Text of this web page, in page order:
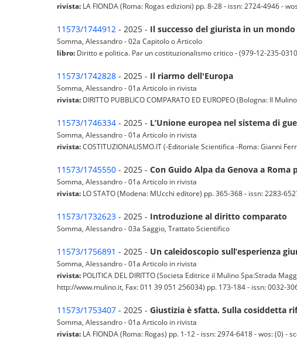
rivista: LA FIONDA (Roma: Rogas edizioni) pp. 8-28 - issn: 2724-4946 -
11573/1744912 - 2025 - Il successo del giurista in un
Somma, Alessandro - 02a Capitolo o Articolo
libro: Diritto e politica. Par un costituzionalismo critico - (979-12-235-
11573/1742828 - 2025 - Il riarmo dell'Europa
Somma, Alessandro - 01a Articolo in rivista
rivista: DIRITTO PUBBLICO COMPARATO ED EUROPEO (Bologna: Il
11573/1746334 - 2025 - L’Unione europea nel sistema di
Somma, Alessandro - 01a Articolo in rivista
rivista:COSTITUZIONALISMO.IT (-Editoriale Scientifica -Roma: Gianni
11573/1745550 - 2025 - Con Guido Alpa da Genova a Roma
Somma, Alessandro - 01a Articolo in rivista
rivista: LO STATO (Modena: MUcchi editore) pp. 365-368 - issn: 2283-
11573/1732623 - 2025 - Introduzione al diritto comparato
Somma, Alessandro - 03a Saggio, Trattato Scientifico
11573/1756891 - 2025 - Un caleidoscopio sull’esperienza
Somma, Alessandro - 01a Articolo in rivista
rivista: POLITICA DEL DIRITTO (Societa Editrice il Mulino Spa:Strada
http://www.mulino.it, Fax: 011 39 051 256034) pp. 173-184 - issn: 0032-
11573/1753407 - 2025 - Giustizia è sfatta. Sulla cosiddetta
Somma, Alessandro - 01a Articolo in rivista
rivista: LA FIONDA (Roma: Rogas) pp. 1-12 - issn: 2974-6418 - wos: (0) -